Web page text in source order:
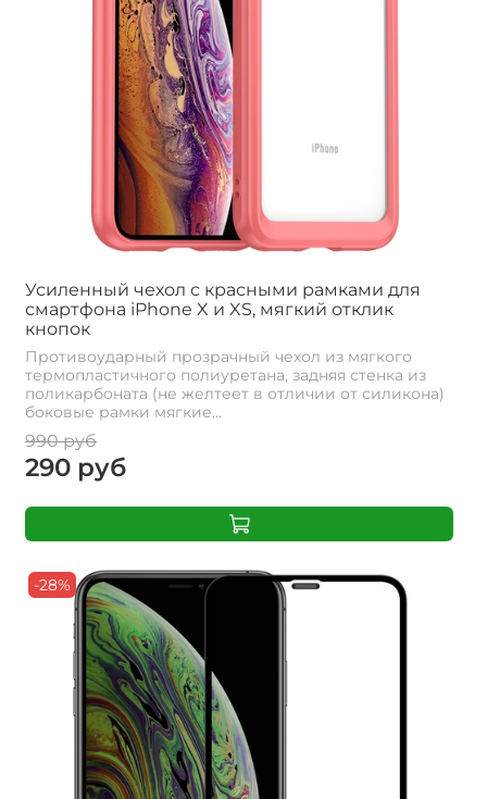
Усиленный чехол с красными рамками для
смартфона iPhone X и XS, мягкий отклик
кнопок
Противоударный прозрачный чехол из мягкого
термопластичного полиуретана, задняя стенка из
поликарбоната (не желтеет в отличии от силикона)
боковые рамки мягкие...
990 руб
290 руб
-28%